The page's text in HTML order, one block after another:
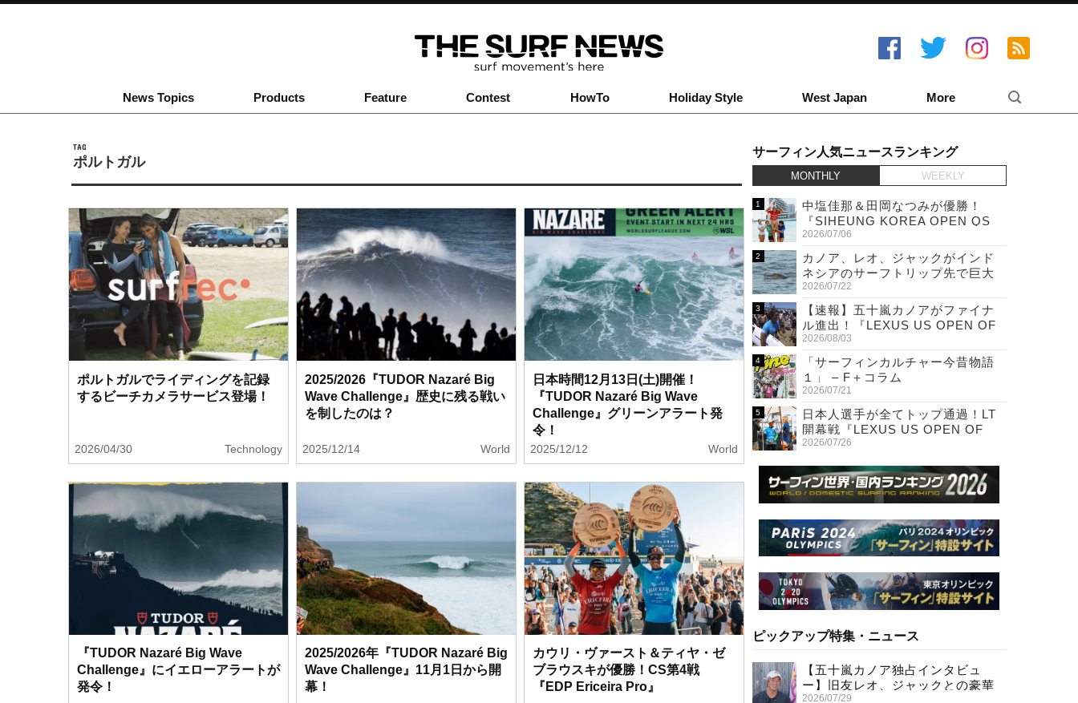
News Topics Products Feature Contest HowTo Holiday Style West Japan More
TAG
ポルトガル
ポルトガルでライディングを記録
するビーチカメラサービス登場！
2026/04/30 Technology
2025/2026『TUDOR Nazaré Big
Wave Challenge』歴史に残る戦い
を制したのは？
2025/12/14 World
日本時間12月13日(土)開催！
『TUDOR Nazaré Big Wave
Challenge』グリーンアラート発
令！
2025/12/12 World
『TUDOR Nazaré Big Wave
Challenge』にイエローアラートが
発令！
2025/2026年『TUDOR Nazaré Big
Wave Challenge』11月1日から開
幕！
カウリ・ヴァースト＆ティヤ・ゼ
ブラウスキが優勝！CS第4戦
『EDP Ericeira Pro』
サーフィン人気ニュースランキング
MONTHLY WEEKLY
中塩佳那＆田岡なつみが優勝！
『SIHEUNG KOREA OPEN QS
6,000 & LQS』
2026/07/06
カノア、レオ、ジャックがインド
ネシアのサーフトリップ先で巨大
ワニと遭遇！
2026/07/22
【速報】五十嵐カノアがファイナ
ル進出！『LEXUS US OPEN OF
SURFING』
2026/08/03
「サーフィンカルチャー今昔物語
１」 – F＋コラム
2026/07/21
日本人選手が全てトップ通過！LT
開幕戦『LEXUS US OPEN OF
SURFING』初日
2026/07/26
ピックアップ特集・ニュース
【五十嵐カノア独占インタビュ
ー】旧友レオ、ジャックとの豪華
2026/07/29